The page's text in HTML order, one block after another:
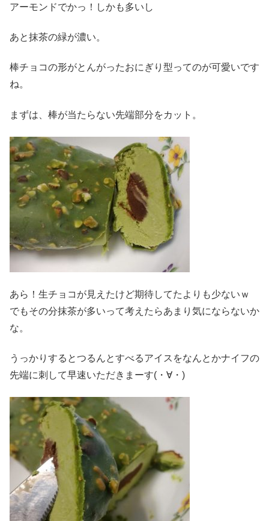
アーモンドでかっ！しかも多いし
あと抹茶の緑が濃い。
棒チョコの形がとんがったおにぎり型ってのが可愛いです
ね。
まずは、棒が当たらない先端部分をカット。
あら！生チョコが見えたけど期待してたよりも少ないｗ
でもその分抹茶が多いって考えたらあまり気にならないか
な。
うっかりするとつるんとすべるアイスをなんとかナイフの
先端に刺して早速いただきまーす(・∀・)